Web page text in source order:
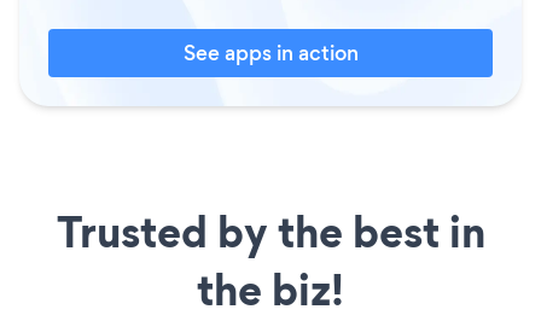
See apps in action
Trusted by the best in
the biz!